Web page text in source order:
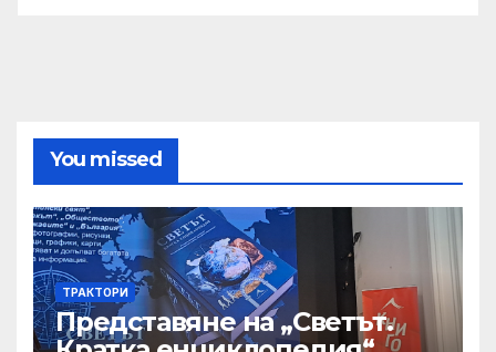
You missed
ТРАКТОРИ
Представяне на „Светът.